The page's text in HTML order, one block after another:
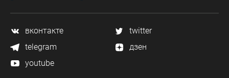
вконтакте
twitter
telegram
дзен
youtube